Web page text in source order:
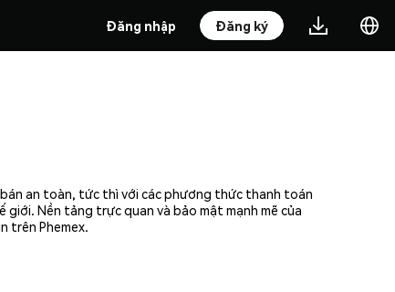
Đăng nhập Đăng ký
an toàn, tức thì với các phương thức thanh toán
Nền tảng trực quan và bảo mật mạnh mẽ của
trên Phemex.